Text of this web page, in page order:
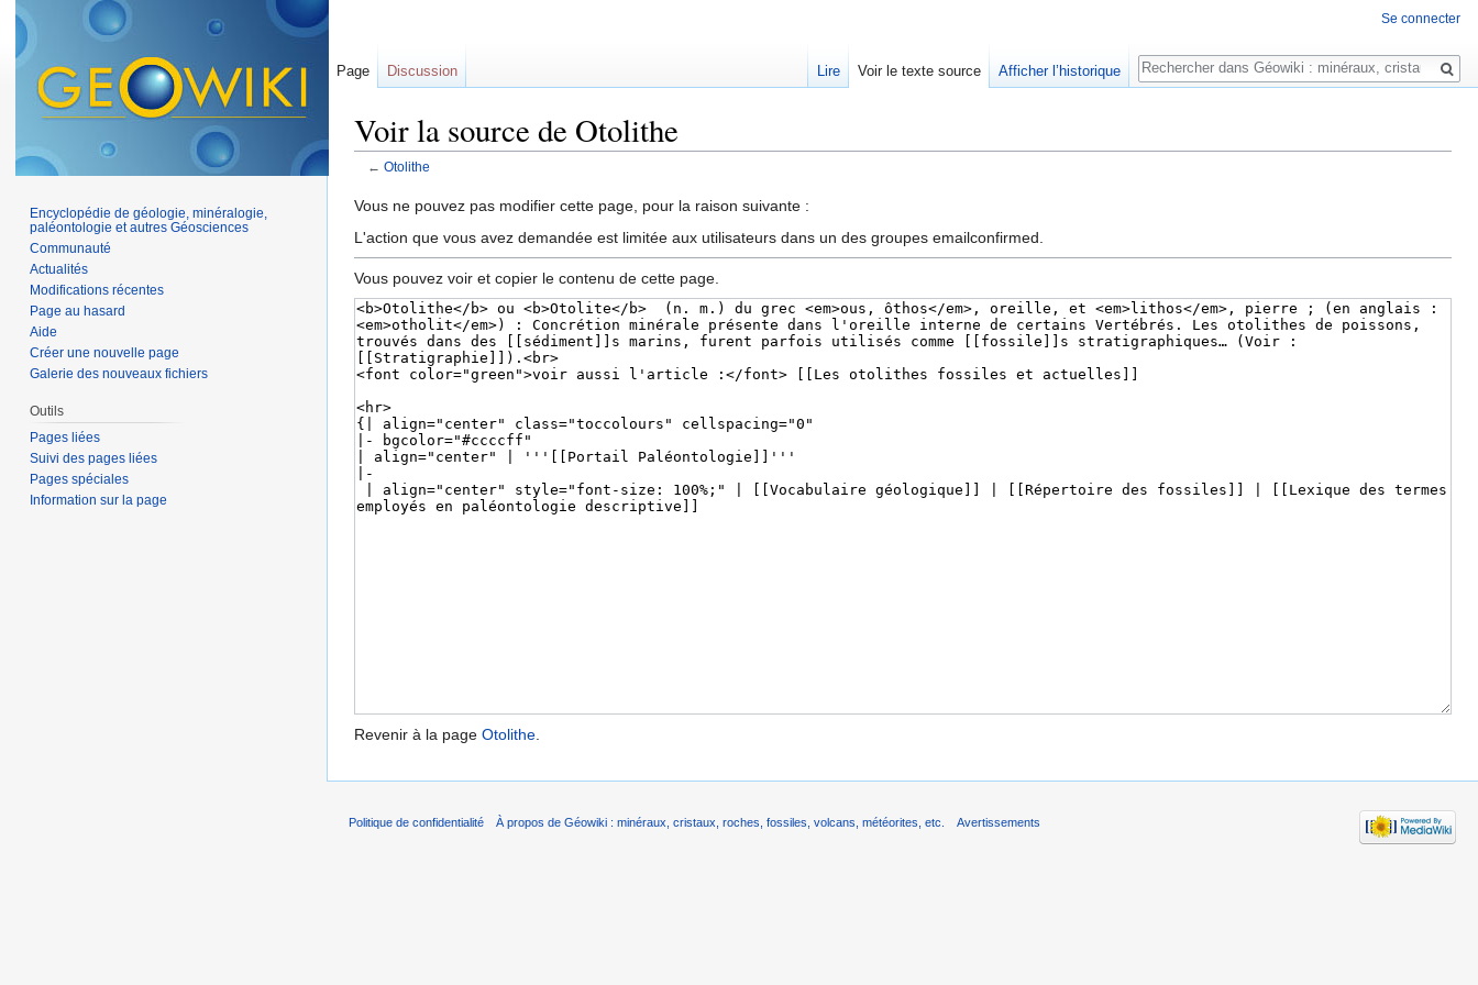
Voir la source de Otolithe
← Otolithe
Vous ne pouvez pas modifier cette page, pour la raison suivante :
L'action que vous avez demandée est limitée aux utilisateurs dans un des groupes emailconfirmed.
Vous pouvez voir et copier le contenu de cette page.
Revenir à la page Otolithe.
Se connecter
Page Discussion Lire Voir le texte source Afficher l’historique
Rechercher
Encyclopédie de géologie, minéralogie,
paléontologie et autres Géosciences
Communauté
Actualités
Modifications récentes
Page au hasard
Aide
Créer une nouvelle page
Galerie des nouveaux fichiers
Outils
Pages liées
Suivi des pages liées
Pages spéciales
Information sur la page
Politique de confidentialité À propos de Géowiki : minéraux, cristaux, roches, fossiles, volcans, météorites, etc. Avertissements